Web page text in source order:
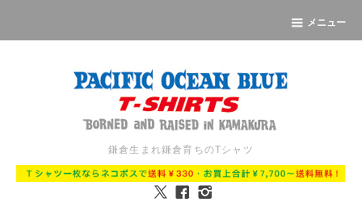
メニュー
鎌倉生まれ鎌倉育ちのTシャツ